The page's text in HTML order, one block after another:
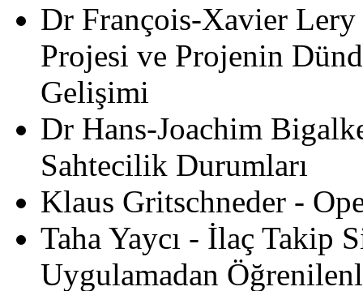
Dr François-Xavier
Projesi ve Projenin
Gelişimi
Dr Hans-Joachim
Sahtecilik Durumları
Klaus Gritschneder -
Taha Yaycı - İlaç Takip
Uygulamadan